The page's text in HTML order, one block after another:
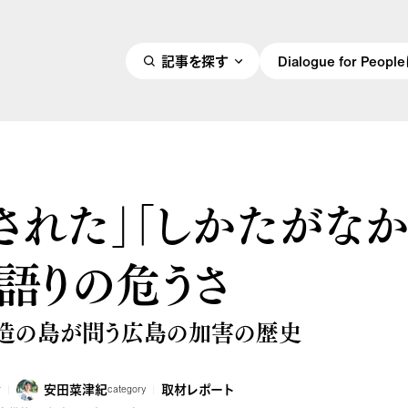
記事を探す Dialogue for People
れた」「しかたがな
りの危うさ
の島が問う広島の加害の歴史
安田菜津紀category 取材レポート